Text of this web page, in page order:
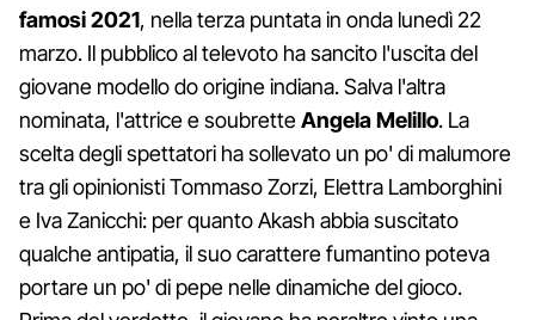
famosi 2021, nella terza puntata in onda lunedì 22
marzo. Il pubblico al televoto ha sancito l'uscita del
giovane modello do origine indiana. Salva l'altra
nominata, l'attrice e soubretteAngela Melillo. La
scelta degli spettatori ha sollevato un po' di malumore
tra gli opinionisti Tommaso Zorzi, Elettra Lamborghini
e Iva Zanicchi: per quanto Akash abbia suscitato
qualche antipatia, il suo carattere fumantino poteva
portare un po' di pepe nelle dinamiche del gioco.